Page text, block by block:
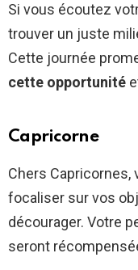
Si vous écoutez
trouver un juste
Cette journée
cette opportunité
Capricorne
Chers
focaliser sur vos
décourager. Votre
seront